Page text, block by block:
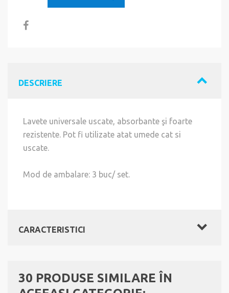
DESCRIERE
Lavete universale uscate, absorbante şi foarte
rezistente. Pot fi utilizate atat umede cat si
uscate.
Mod de ambalare: 3 buc/ set.
CARACTERISTICI
30 PRODUSE SIMILARE ÎN